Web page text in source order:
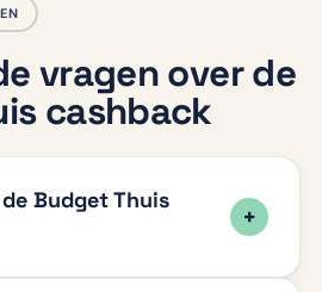
vragen over de
cashback
Budget Thuis